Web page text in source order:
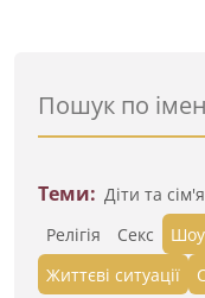
Теми: Діти та сім'я
Релігія
Секс Шоу
Життєві ситуації